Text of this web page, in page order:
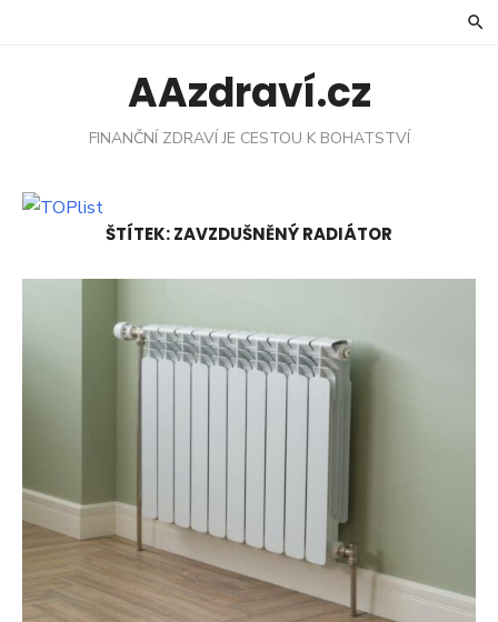
AAzdraví.cz
FINANČNÍ ZDRAVÍ JE CESTOU K BOHATSTVÍ
ŠTÍTEK:ZAVZDUŠNĚNÝ RADIÁTOR